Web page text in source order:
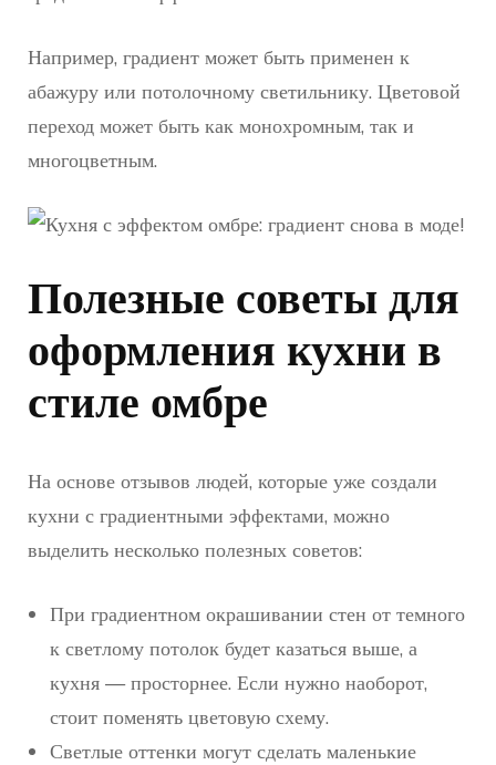
Например, градиент может быть применен к
абажуру или потолочному светильнику. Цветовой
переход может быть как монохромным, так и
многоцветным.
Полезные советы для
оформления кухни в
стиле омбре
На основе отзывов людей, которые уже создали
кухни с градиентными эффектами, можно
выделить несколько полезных советов:
При градиентном окрашивании стен от темного
к светлому потолок будет казаться выше, а
кухня — просторнее. Если нужно наоборот,
стоит поменять цветовую схему.
Светлые оттенки могут сделать маленькие